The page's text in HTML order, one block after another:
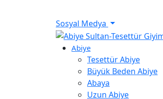
Sosyal Medya
Abiye
Tesettür Abiye
Büyük Beden Abiye
Abaya
Uzun Abiye